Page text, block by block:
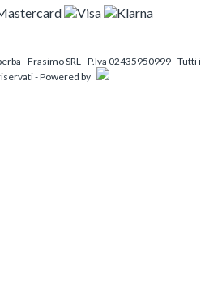
- Frasimo SRL - P.Iva 02435950999 - Tutti i
- Powered by